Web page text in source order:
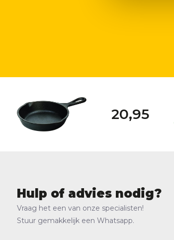
20,95
Hulp of advies nodig?
Vraag het een van onze specialisten!
Stuur gemakkelijk een Whatsapp.